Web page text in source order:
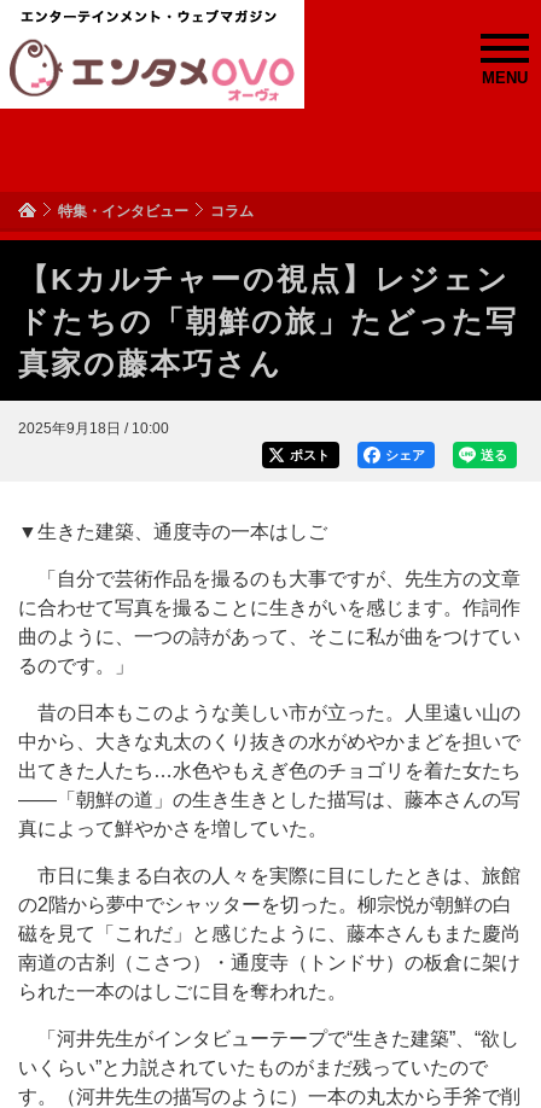
MENU
特集・インタビュー コラム
【Kカルチャーの視点】レジェン
ドたちの「朝鮮の旅」たどった写
真家の藤本巧さん
2025年9月18日 / 10:00
送る
シェア
ポスト
▼生きた建築、通度寺の一本はしご
「自分で芸術作品を撮るのも大事ですが、先生方の文章
に合わせて写真を撮ることに生きがいを感じます。作詞作
曲のように、一つの詩があって、そこに私が曲をつけてい
るのです。」
昔の日本もこのような美しい市が立った。人里遠い山の
中から、大きな丸太のくり抜きの水がめやかまどを担いで
出てきた人たち…水色やもえぎ色のチョゴリを着た女たち
――「朝鮮の道」の生き生きとした描写は、藤本さんの写
真によって鮮やかさを増していた。
市日に集まる白衣の人々を実際に目にしたときは、旅館
の2階から夢中でシャッターを切った。柳宗悦が朝鮮の白
磁を見て「これだ」と感じたように、藤本さんもまた慶尚
南道の古刹（こさつ）・通度寺（トンドサ）の板倉に架け
られた一本のはしごに目を奪われた。
「河井先生がインタビューテープで“生きた建築”、“欲し
いくらい”と力説されていたものがまだ残っていたので
す。（河井先生の描写のように）一本の丸太から手斧で削